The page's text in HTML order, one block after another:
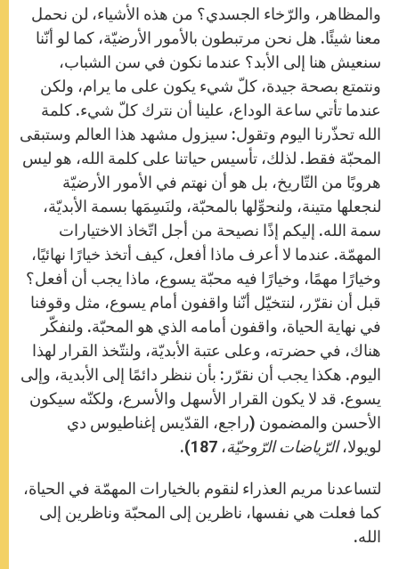
والمظاهر، والرّخاء الجسدي؟ من هذه الأشياء، لن نحمل
معنا شيئًا. هل نحن مرتبطون بالأمور الأرضيّة، كما لو أنّنا
سنعيش هنا إلى الأبد؟ عندما نكون في سن الشباب،
ونتمتع بصحة جيدة، كلّ شيء يكون على ما يرام، ولكن
عندما تأتي ساعة الوداع، علينا أن نترك كلّ شيء. كلمة
الله تحذّرنا اليوم وتقول: سيزول مشهد هذا العالم وستبقى
المحبّة فقط. لذلك، تأسيس حياتنا على كلمة الله، هو ليس
هروبًا من التّاريخ، بل هو أن نهتم في الأمور الأرضيّة
لنجعلها متينة، ولنحوِّلها بالمحبّة، ولنَسِمَها بسمة الأبديّة،
سمة الله. إليكم إذًا نصيحة من أجل اتّخاذ الاختيارات
المهمّة. عندما لا أعرف ماذا أفعل، كيف أتخذ خيارًا نهائيًا،
وخيارًا مهمًا، وخيارًا فيه محبّة يسوع، ماذا يجب أن أفعل؟
قبل أن نقرّر، لنتخيّل أنّنا واقفون أمام يسوع، مثل وقوفنا
في نهاية الحياة، واقفون أمامه الذي هو المحبّة. ولنفكّر
هناك، في حضرته، وعلى عتبة الأبديّة، ولنتّخذ القرار لهذا
اليوم. هكذا يجب أن نقرّر: بأن ننظر دائمًا إلى الأبدية، وإلى
يسوع. قد لا يكون القرار الأسهل والأسرع، ولكنّه سيكون
الأحسن والمضمون (راجع، القدّيس إغناطيوس دي
لويولا،الرّياضات الرّوحيّة، 187).
لتساعدنا مريم العذراء لنقوم بالخيارات المهمّة في الحياة،
كما فعلت هي نفسها، ناظرين إلى المحبّة وناظرين إلى
الله.